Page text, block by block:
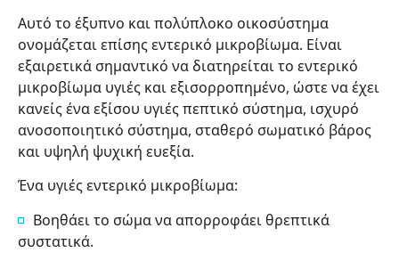
Αυτό το έξυπνο και πολύπλοκο οικοσύστημα
ονομάζεται επίσης εντερικό μικροβίωμα. Είναι
εξαιρετικά σημαντικό να διατηρείται το εντερικό
μικροβίωμα υγιές και εξισορροπημένο, ώστε να έχει
κανείς ένα εξίσου υγιές πεπτικό σύστημα, ισχυρό
ανοσοποιητικό σύστημα, σταθερό σωματικό βάρος
και υψηλή ψυχική ευεξία.
Ένα υγιές εντερικό μικροβίωμα:
Βοηθάει το σώμα να απορροφάει θρεπτικά
συστατικά.